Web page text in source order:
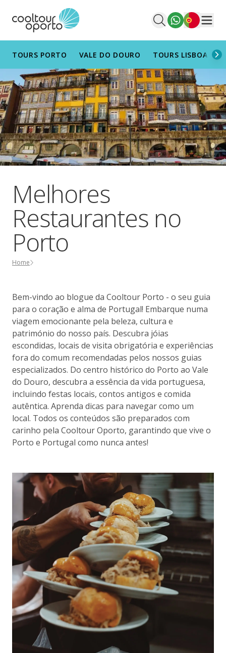
Português
TOURS PORTO VALE DO DOURO TOURS LISBOA
Melhores
Restaurantes no
Porto
Home
Bem-vindo ao blogue da Cooltour Porto - o seu guia
para o coração e alma de Portugal! Embarque numa
viagem emocionante pela beleza, cultura e
património do nosso país. Descubra jóias
escondidas, locais de visita obrigatória e experiências
fora do comum recomendadas pelos nossos guias
especializados. Do centro histórico do Porto ao Vale
do Douro, descubra a essência da vida portuguesa,
incluindo festas locais, contos antigos e comida
autêntica. Aprenda dicas para navegar como um
local. Todos os conteúdos são preparados com
carinho pela Cooltour Oporto, garantindo que vive o
Porto e Portugal como nunca antes!